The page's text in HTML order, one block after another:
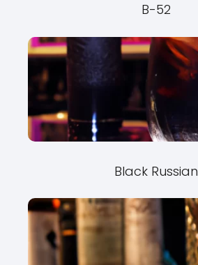
B-52
Black Russian